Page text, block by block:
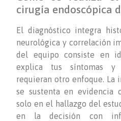
cirugía endoscópica
El diagnóstico integra
neurológica y correlación
del equipo consiste en
explica tus síntomas y
requieran otro enfoque. La
se sustenta en evidencia
solo en el hallazgo del
en la decisión con